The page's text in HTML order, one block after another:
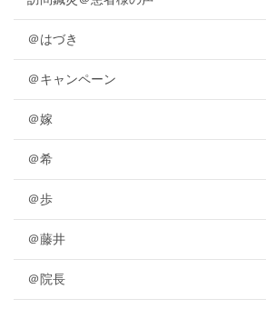
＠はづき
＠キャンペーン
＠嫁
＠希
＠歩
＠藤井
＠院長